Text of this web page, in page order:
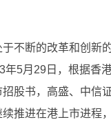
不断的改革和创新
5月29日，根据香
股书，高盛、中信
推进在港上市进程